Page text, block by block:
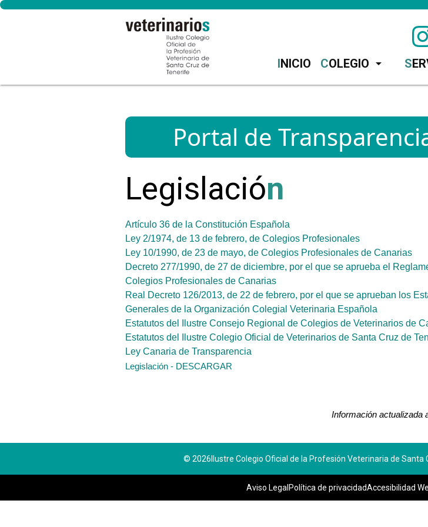
INICIO COLEGIO arrow_drop_down
Portal de
Legislación
Artículo 36 de la Constitución Española
Ley 2/1974, de 13 de febrero, de Colegios Profesionales
Ley 10/1990, de 23 de mayo, de Colegios Profesionales de Canarias
Decreto 277/1990, de 27 de diciembre, por el que se aprueba el
Colegios Profesionales de Canarias
Real Decreto 126/2013, de 22 de febrero, por el que se aprueban los
Generales de la Organización Colegial Veterinaria Española
Estatutos del Ilustre Consejo Regional de Colegios de Veterinarios de
Estatutos del Ilustre Colegio Oficial de Veterinarios de Santa Cruz de
Ley Canaria de Transparencia
Legislación - DESCARGAR
Información actualizada
© 2026 Ilustre Colegio Oficial de la Profesión Veterinaria de
Aviso Legal Política de privacidadAccesibilidad